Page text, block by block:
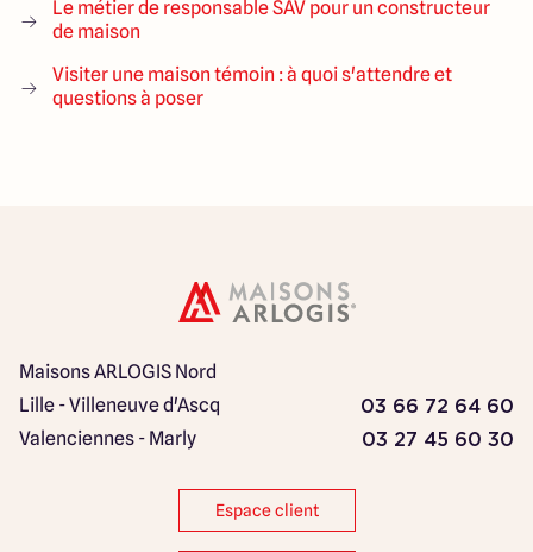
Le métier de responsable SAV pour un constructeur
de maison
Visiter une maison témoin : à quoi s'attendre et
questions à poser
Maisons ARLOGIS Nord
Lille - Villeneuve d'Ascq
03 66 72 64 60
Valenciennes - Marly 03 27 45 60 30
Espace client